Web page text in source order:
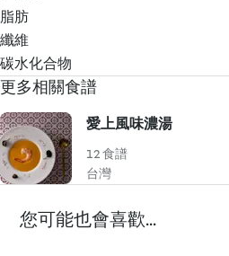
脂肪
纖維
碳水化合物
更多相關食譜
愛上風味濃湯
12 食譜
台灣
您可能也會喜歡...